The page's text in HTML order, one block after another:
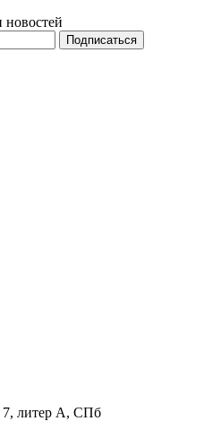
новостей
Подписаться
литер А, СПб